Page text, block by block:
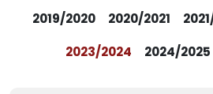
2019/2020
2020/2021
2023/2024
2024/2025